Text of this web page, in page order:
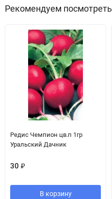
Рекомендуем посмотреть
Редис Чемпион цв.п 1гр
Уральский Дачник
30 ₽
В корзину